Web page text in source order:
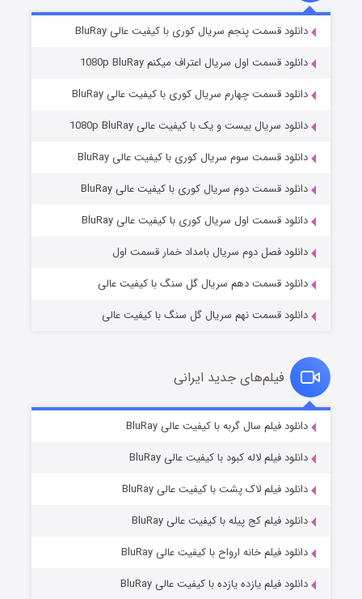
قسمت۲ (زیرنویس) منتشر شد
مردگان متحرک: شهر مرده ۳
قسمت۲ (زیرنویس) منتشر شد
قسمت۷ (زیرنویس) منتشر شد
دانلود قسمت پنجم سریال کوری با کیفیت عالی BluRay
دانلود قسمت اول سریال اعتراف میکنم 1080p BluRay
دانلود قسمت چهارم سریال کوری با کیفیت عالی BluRay
دانلود سریال بیست و یک با کیفیت عالی 1080p BluRay
دانلود قسمت سوم سریال کوری با کیفیت عالی BluRay
دانلود قسمت دوم سریال کوری با کیفیت عالی BluRay
دانلود قسمت اول سریال کوری با کیفیت عالی BluRay
دانلود فصل دوم سریال بامداد خمار قسمت اول
دانلود قسمت دهم سریال گل سنگ با کیفیت عالی
دانلود قسمت نهم سریال گل سنگ با کیفیت عالی
فیلم‌های جدید ایرانی
دانلود فیلم سال گربه با کیفیت عالی BluRay
دانلود فیلم لاله کبود با کیفیت عالی BluRay
دانلود فیلم لاک پشت با کیفیت عالی BluRay
دانلود فیلم کج‌ پیله با کیفیت عالی BluRay
دانلود فیلم خانه ارواح با کیفیت عالی BluRay
دانلود فیلم یازده یازده با کیفیت عالی BluRay